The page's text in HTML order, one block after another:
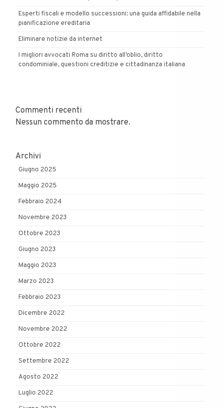
Esperti fiscali e modello successioni: una guida affidabile nella
pianificazione ereditaria
Eliminare notizie da internet
I migliori avvocati Roma su diritto all’oblio, diritto
condominiale, questioni creditizie e cittadinanza italiana
Commenti recenti
Nessun commento da mostrare.
Archivi
Giugno 2025
Maggio 2025
Febbraio 2024
Novembre 2023
Ottobre 2023
Giugno 2023
Maggio 2023
Marzo 2023
Febbraio 2023
Dicembre 2022
Novembre 2022
Ottobre 2022
Settembre 2022
Agosto 2022
Luglio 2022